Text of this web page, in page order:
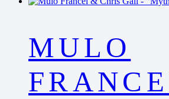
MULO